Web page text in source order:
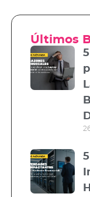
Últimos